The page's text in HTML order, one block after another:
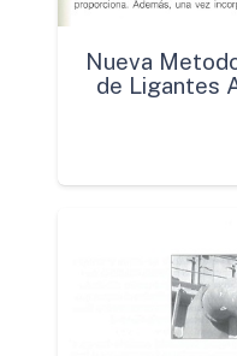
Nueva
de Ligantes